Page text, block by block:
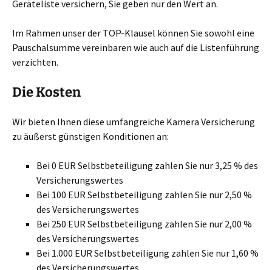
Geräteliste versichern, Sie geben nur den Wert an.
Im Rahmen unser der TOP-Klausel können Sie sowohl eine
Pauschalsumme vereinbaren wie auch auf die Listenführung
verzichten.
Die Kosten
Wir bieten Ihnen diese umfangreiche Kamera Versicherung
zu äußerst günstigen Konditionen an:
Bei 0 EUR Selbstbeteiligung zahlen Sie nur 3,25 % des
Versicherungswertes
Bei 100 EUR Selbstbeteiligung zahlen Sie nur 2,50 %
des Versicherungswertes
Bei 250 EUR Selbstbeteiligung zahlen Sie nur 2,00 %
des Versicherungswertes
Bei 1.000 EUR Selbstbeteiligung zahlen Sie nur 1,60 %
des Versicherungswertes